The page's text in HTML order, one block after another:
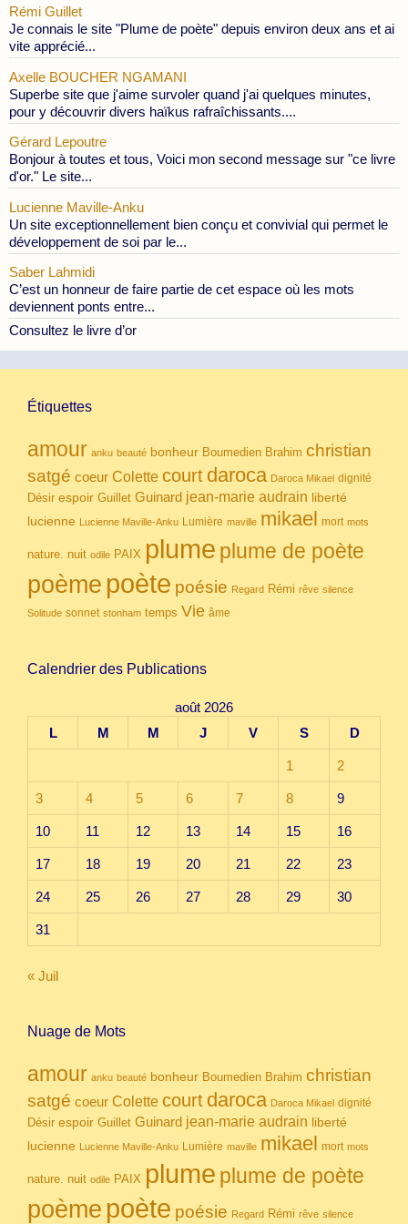
Rémi Guillet
Je connais le site "Plume de poète" depuis environ deux ans et ai
vite apprécié...
Axelle BOUCHER NGAMANI
Superbe site que j'aime survoler quand j'ai quelques minutes,
pour y découvrir divers haïkus rafraîchissants....
Gérard Lepoutre
Bonjour à toutes et tous, Voici mon second message sur "ce livre
d'or." Le site...
Lucienne Maville-Anku
Un site exceptionnellement bien conçu et convivial qui permet le
développement de soi par le...
Saber Lahmidi
C’est un honneur de faire partie de cet espace où les mots
deviennent ponts entre...
Consultez le livre d’or
Étiquettes
amour anku beauté bonheur Boumedien Brahim christian
satgé coeur Colette court daroca Daroca Mikael dignité
Désir espoir Guillet Guinard jean-marie audrain liberté
lucienne Lucienne Maville-Anku Lumière maville mikael mort mots
nature. nuit odile PAIX plume plume de poète
poème poète poésie Regard Rémi rêve silence
Solitude sonnet stonham temps Vie âme
Calendrier des Publications
août 2026
L
M M J V S D
1 2
3 4 5 6 7 8 9
10 11 12 13 14 15 16
17 18 19 20 21 22 23
24 25 26 27 28 29 30
31
« Juil
Nuage de Mots
amour anku beauté bonheur Boumedien Brahim christian
satgé coeur Colette court daroca Daroca Mikael dignité
Désir espoir Guillet Guinard jean-marie audrain liberté
lucienne Lucienne Maville-Anku Lumière maville mikael mort mots
nature. nuit odile PAIX plume plume de poète
poème poète poésie Regard Rémi rêve silence